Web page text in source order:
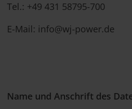
Tel.: +49 431 58795-700
E-Mail: info@wj-power.de
Name und Anschrift des